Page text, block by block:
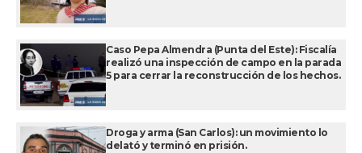
Caso Pepa Almendra (Punta del Este): Fiscalía
realizó una inspección de campo en la parada
5 para cerrar la reconstrucción de los hechos.
Droga y arma (San Carlos): un movimiento lo
delató y terminó en prisión.